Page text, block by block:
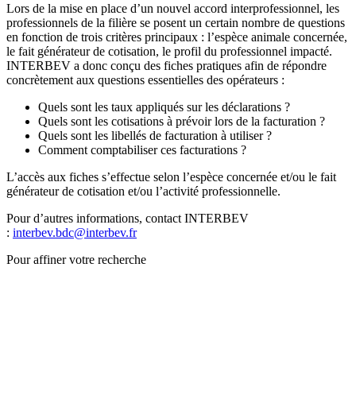
Lors de la mise en place d’un nouvel accord interprofessionnel, les
professionnels de la filière se posent un certain nombre de questions
en fonction de trois critères principaux : l’espèce animale concernée,
le fait générateur de cotisation, le profil du professionnel impacté.
INTERBEV a donc conçu des fiches pratiques afin de répondre
concrètement aux questions essentielles des opérateurs :
Quels sont les taux appliqués sur les déclarations ?
Quels sont les cotisations à prévoir lors de la facturation ?
Quels sont les libellés de facturation à utiliser ?
Comment comptabiliser ces facturations ?
L’accès aux fiches s’effectue selon l’espèce concernée et/ou le fait
générateur de cotisation et/ou l’activité professionnelle.
Pour d’autres informations, contact INTERBEV
: interbev.bdc@interbev.fr
Pour affiner votre recherche